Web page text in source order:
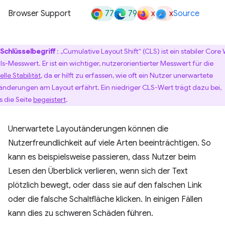
Browser Support 77 79 x xSource
Schlüsselbegriff: „Cumulative Layout Shift“ (CLS) ist ein stabiler Core
Messwert. Er ist ein wichtiger, nutzerorientierter Messwert für die
Stabilität, da er hilft zu erfassen, wie oft ein Nutzer unerwartete
am Layout erfährt. Ein niedriger CLS-Wert trägt dazu bei,
die Seitebegeistert.
Unerwartete Layoutänderungen können die
Nutzerfreundlichkeit auf viele Arten beeinträchtigen. So
kann es beispielsweise passieren, dass Nutzer beim
Lesen den Überblick verlieren, wenn sich der Text
plötzlich bewegt, oder dass sie auf den falschen Link
oder die falsche Schaltfläche klicken. In einigen Fällen
kann dies zu schweren Schäden führen.